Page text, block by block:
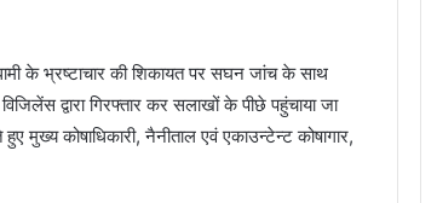
के भ्रष्टाचार की शिकायत पर सघन जांच के साथ
विजिलेंस द्वारा गिरफ्तार कर सलाखों के पीछे पहुंचाया जा
मुख्य कोषाधिकारी, नैनीताल एवं एकाउन्टेन्ट कोषागार,